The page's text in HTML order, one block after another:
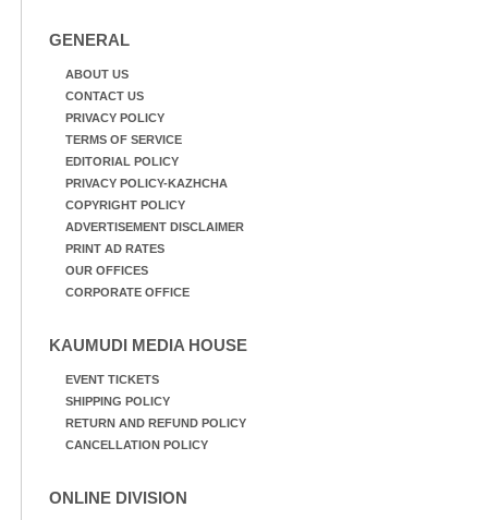
GENERAL
ABOUT US
CONTACT US
PRIVACY POLICY
TERMS OF SERVICE
EDITORIAL POLICY
PRIVACY POLICY-KAZHCHA
COPYRIGHT POLICY
ADVERTISEMENT DISCLAIMER
PRINT AD RATES
OUR OFFICES
CORPORATE OFFICE
KAUMUDI MEDIA HOUSE
EVENT TICKETS
SHIPPING POLICY
RETURN AND REFUND POLICY
CANCELLATION POLICY
ONLINE DIVISION